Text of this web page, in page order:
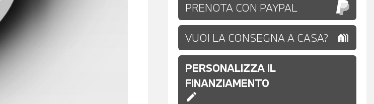
PRENOTA CON PAYPAL
VUOI LA CONSEGNA A CASA? holiday_village
PERSONALIZZA IL
FINANZIAMENTO
edit